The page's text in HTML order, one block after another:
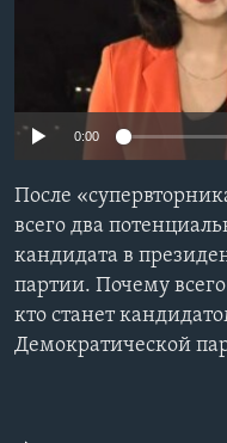
Learning English
СОЦИАЛЬНЫЕ СЕТИ
Языки
No media
0:00
После
всего два
кандидата в
партии. Почему
кто станет
Демократической